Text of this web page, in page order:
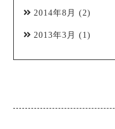
2014年8月 (2)
2013年3月 (1)